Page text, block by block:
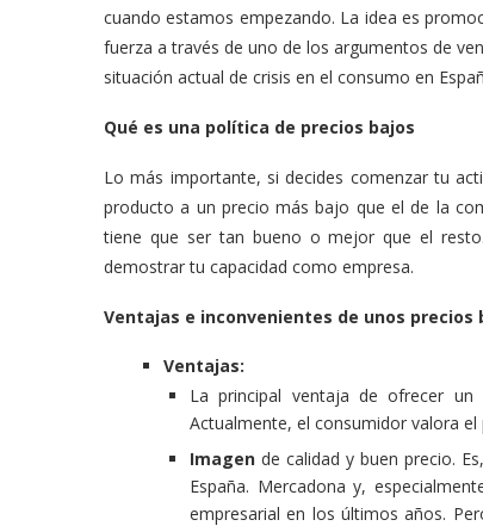
cuando estamos empezando. La idea es
fuerza a través de uno de los argumentos de
situación actual de crisis en el consumo en
Qué es una política de precios bajos
Lo más importante, si decides comenzar tu
producto a un precio más bajo que el de la
tiene que ser tan bueno o mejor que el
demostrar tu capacidad como empresa.
Ventajas e inconvenientes de unos precios
Ventajas:
La principal ventaja de ofrecer
Actualmente, el consumidor valora
Imagen de calidad y buen precio.
España. Mercadona y,
empresarial en los últimos años.